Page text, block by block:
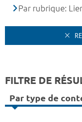
Par rubrique:
FILTRE DE
Par type de